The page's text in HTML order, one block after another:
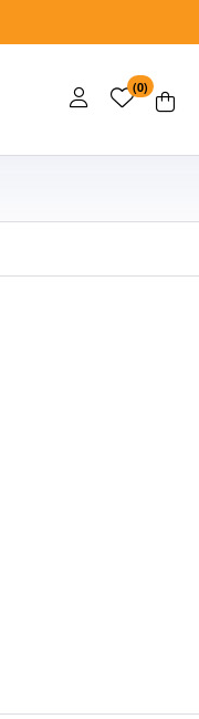
(0)